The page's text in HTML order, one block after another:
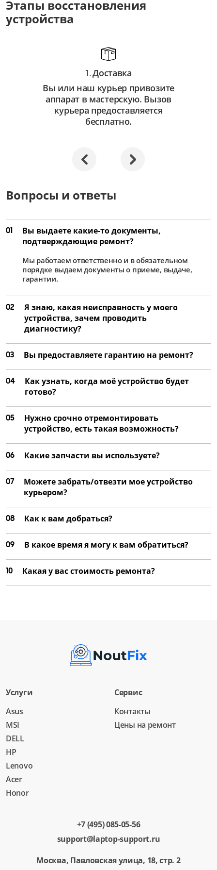
от 3 500 ₽
Восстановление системы
Этапы восстановления
устройства
1.Доставка
Вы или наш курьер привозите
аппарат в мастерскую. Вызов
курьера предоставляется
бесплатно.
Вопросы и ответы
01
Вы выдаете какие-то документы,
подтверждающие ремонт?
Мы работаем ответственно и в обязательном
порядке выдаем документы о приеме, выдаче,
гарантии.
02
Я знаю, какая неисправность у моего
устройства, зачем проводить
диагностику?
03 Вы предоставляете гарантию на ремонт?
04
Как узнать, когда моё устройство будет
готово?
05
Нужно срочно отремонтировать
устройство, есть такая возможность?
06 Какие запчасти вы используете?
07
Можете забрать/отвезти мое устройство
курьером?
08 Как к вам добраться?
09 В какое время я могу к вам обратиться?
10 Какая у вас стоимость ремонта?
Услуги
Asus
MSI
DELL
HP
Lenovo
Acer
Honor
Сервис
Контакты
Цены на ремонт
+7 (495) 085-05-56
support@laptop-support.ru
Москва, Павловская улица, 18, стр. 2